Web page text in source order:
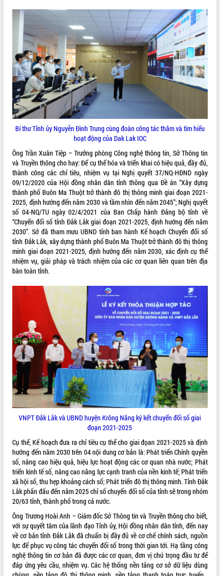
Lễ truy tặng danh hiệu “Bà Mẹ Việt
Nam Anh hùng” và trao Huân chương
Lao động
UBND tỉnh Đắk Lắk triển khai nhiệm
vụ 6 tháng cuối năm 2026
Kỳ họp thứ Hai, Hội đồng nhân dân
tỉnh khóa XI quyết nghị nhiều nội dung
quan trọng
Bí thư Tỉnh ủy Lương Nguyễn Minh
Triết thăm, tặng quà người có công với
cách mạng
Rà soát, hoàn thiện hệ thống thiết chế
văn hóa, thể thao đáp ứng yêu cầu
Thường trực HĐND tỉnh Đắk Lắk gặp
mặt Đoàn chuyên gia y tế TP. Hồ Chí
Minh
Lễ truy điệu và an táng hài cốt liệt sĩ
tại Nghĩa trang Liệt sĩ xã Sơn Hòa
Bàn giải pháp tháo gỡ khó khăn trong
xuất khẩu sầu riêng và triển khai quy
định EUDR
Thứ trưởng Bộ Nông nghiệp và Môi
trường Nguyễn Hoàng Hiệp khảo sát
vùng trồng và doanh nghiệp đóng gói
sầu riêng tại Đắk Lắk
Trình diễn nghệ thuật chế biến các
món ăn từ sầu riêng
Đắk Lắk công bố Quy hoạch và xúc
Ngành cá ngừ Đắk Lắk chủ động thích
ứng để giữ vững thị trường xuất khẩu
Diễn đàn Kinh tế tư nhân Việt Nam đột
phá cơ chế - Hợp tác công tư
Đề án 06 tạo bước ngoặt đột phá trong
cải cách hành chính tỉnh Đắk Lắk
Kết nối tour, đẩy mạnh chuyển đổi số
để phát triển du lịch Đắk Lắk
Khởi động Dự án Đầu tư xây dựng hạ
tầng kỹ thuật Cụm công nghiệp Tân
Gặp mặt các cơ quan báo chí nhân Kỷ
niệm 101 năm Ngày Báo chí Cách
mạng Việt Nam
Đắk Lắk sơ kết 4 năm triển khai thực
hiện Đề án 06 của Chính phủ
Họp báo thông tin về Hội nghị Công bố
Quy hoạch và Xúc tiến đầu tư tỉnh Đắk
Lắk
Khơi thông điểm nghẽn, đẩy nhanh
giải ngân vốn khắc phục thiên tai
HĐND tỉnh thông qua điều chỉnh Quy
hoạch tỉnh thời kỳ 2021-2030
ALBUM ẢNH
THỐNG KÊ TRUY CẬP
Hôm nay: 9871
Tất cả: 66055194
Bí thư Tỉnh ủy Nguyễn Đình Trung cùng đoàn công tác thăm và tìm hiểu
hoạt động của Dak Lak IOC
Ông Trần Xuân Tiệp – Trưởng phòng Công nghệ thông tin, Sở Thông tin
và Truyền thông cho hay: Để cụ thể hóa và triển khai có hiệu quả, đầy đủ,
thành công các chỉ tiêu, nhiệm vụ tại Nghị quyết 37/NQ-HĐND ngày
09/12/2020 của Hội đồng nhân dân tỉnh thông qua Đề án “Xây dựng
thành phố Buôn Ma Thuột trở thành đô thị thông minh giai đoạn 2021-
2025, định hướng đến năm 2030 và tầm nhìn đến năm 2045”; Nghị quyết
số 04-NQ/TU ngày 02/4/2021 của Ban Chấp hành Đảng bộ tỉnh về
“Chuyển đổi số tỉnh Đắk Lắk giai đoạn 2021-2025, định hướng đến năm
2030”. Sở đã tham mưu UBND tỉnh ban hành Kế hoạch Chuyển đổi số
tỉnh Đắk Lắk, xây dựng thành phố Buôn Ma Thuột trở thành đô thị thông
minh giai đoạn 2021-2025, định hướng đến năm 2030, xác định cụ thể
nhiệm vụ, giải pháp và trách nhiệm của các cơ quan liên quan trên địa
bàn toàn tỉnh.
VNPT Đắk Lắk và UBND huyện Krông Năng ký kết chuyển đổi số giai
đoạn 2021-2025
Cụ thể, Kế hoạch đưa ra chỉ tiêu cụ thể cho giai đọan 2021-2025 và định
hướng đến năm 2030 trên 04 nội dung cơ bản là: Phát triển Chính quyền
số, nâng cao hiệu quả, hiệu lực hoạt động các cơ quan nhà nước; Phát
triển kinh tế số, nâng cao năng lực cạnh tranh của nền kinh tế; Phát triển
xã hội số, thu hẹp khoảng cách số; Phát triển đô thị thông minh. Tỉnh Đắk
Lắk phấn đấu đến năm 2025 chỉ số chuyển đổi số của tỉnh sẽ trong nhóm
20/63 tỉnh, thành phố trong cả nước.
Ông Trương Hoài Anh – Giám đốc Sở Thông tin và Truyền thông cho biết,
với sự quyết tâm của lãnh đạo Tỉnh ủy, Hội đồng nhân dân tỉnh, đến nay
về cơ bản tỉnh Đắk Lắk đã chuẩn bị đầy đủ về cơ chế chính sách, nguồn
lực để phục vụ công tác chuyển đổi số trong thời gian tới. Hạ tầng công
nghệ thông tin cơ bản đã được các cơ quan, đơn vị chú trọng đầu tư để
đáp ứng yêu cầu, nhiệm vụ. Các hệ thống nền tảng cơ sở dữ liệu dùng